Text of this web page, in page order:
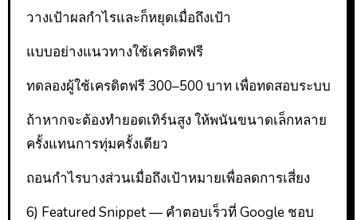
วางเป้าผลกำไรและก็หยุดเมื่อถึงเป้า
แบบอย่างแนวทางใช้เครดิตฟรี
ทดลองผู้ใช้เครดิตฟรี 300–500 บาท เพื่อทดสอบระบบ
ถ้าหากจะต้องทำยอดเทิร์นสูง ให้พนันขนาดเล็กหลาย
ครั้งแทนการทุ่มครั้งเดียว
ถอนกำไรบางส่วนเมื่อถึงเป้าหมายเพื่อลดการเสี่ยง
6) Featured Snippet — คำตอบเร็วที่ Google ชอบ